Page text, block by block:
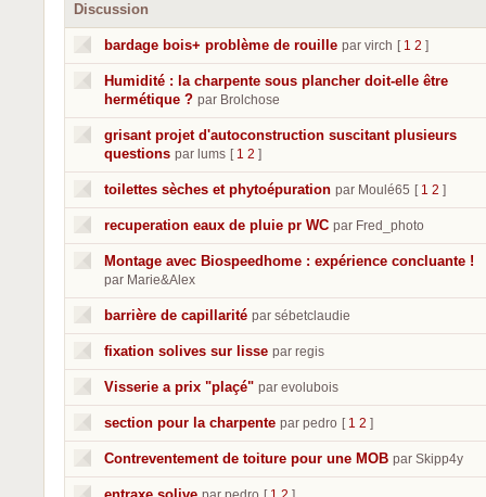
Discussion
bardage bois+ problème de rouille par virch [ 1 2 ]
Humidité : la charpente sous plancher doit-elle être
hermétique ? par Brolchose
grisant projet d'autoconstruction suscitant plusieurs
questions par lums [ 1 2 ]
toilettes sèches et phytoépuration par Moulé65 [ 1 2 ]
recuperation eaux de pluie pr WC par Fred_photo
Montage avec Biospeedhome : expérience concluante !
par Marie&Alex
barrière de capillarité par sébetclaudie
fixation solives sur lisse par regis
Visserie a prix "plaçé" par evolubois
section pour la charpente par pedro [ 1 2 ]
Contreventement de toiture pour une MOB par Skipp4y